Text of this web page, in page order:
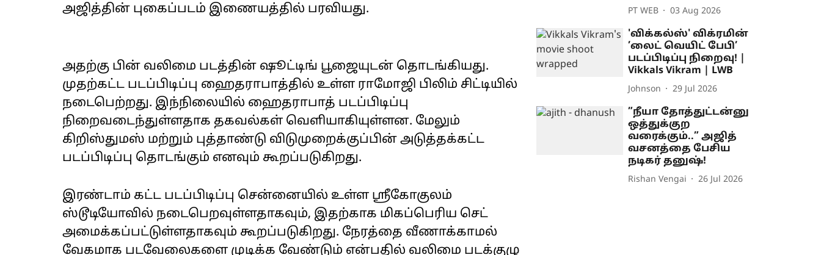
அஜித்தின் புகைப்படம் இணையத்தில் பரவியது.
அதற்கு பின் வலிமை படத்தின் ஷூட்டிங் பூஜையுடன் தொடங்கியது.
முதற்கட்ட படப்பிடிப்பு ஹைதராபாத்தில் உள்ள ராமோஜி பிலிம் சிட்டியில்
நடைபெற்றது. இந்நிலையில் ஹைதராபாத் படப்பிடிப்பு
நிறைவடைந்துள்ளதாக தகவல்கள் வெளியாகியுள்ளன. மேலும்
கிறிஸ்துமஸ் மற்றும் புத்தாண்டு விடுமுறைக்குப்பின் அடுத்தக்கட்ட
படப்பிடிப்பு தொடங்கும் எனவும் கூறப்படுகிறது.
இரண்டாம் கட்ட படப்பிடிப்பு சென்னையில் உள்ள ஸ்ரீகோகுலம்
ஸ்டூடியோவில் நடைபெறவுள்ளதாகவும், இதற்காக மிகப்பெரிய செட்
அமைக்கப்பட்டுள்ளதாகவும் கூறப்படுகிறது. நேரத்தை வீணாக்காமல்
வேகமாக படவேலைகளை முடிக்க வேண்டும் என்பதில் வலிமை படக்குழு
PT WEB 03 Aug 2026
'விக்கல்ஸ்' விக்ரமின்
’லைட் வெயிட் பேபி’
படப்பிடிப்பு நிறைவு! |
Vikkals Vikram | LWB
Johnson 29 Jul 2026
”நீயா தோத்துட்டன்னு
ஒத்துக்குற
வரைக்கும்..” அஜித்
வசனத்தை பேசிய
நடிகர் தனுஷ்!
Rishan Vengai 26 Jul 2026